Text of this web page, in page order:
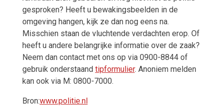
gesproken? Heeft u bewakingsbeelden in de
omgeving hangen, kijk ze dan nog eens na.
Misschien staan de vluchtende verdachten erop. Of
heeft u andere belangrijke informatie over de zaak?
Neem dan contact met ons op via 0900-8844 of
gebruik onderstaand tipformulier. Anoniem melden
kan ook via M: 0800-7000.
Bron:www.politie.nl